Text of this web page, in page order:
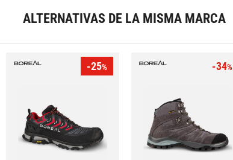
ALTERNATIVAS DE LA MISMA MARCA
-25% -34%